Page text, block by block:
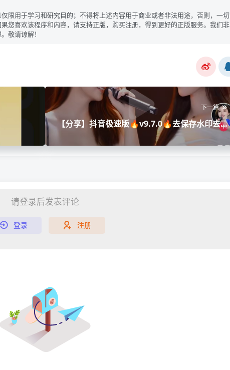
限用于学习和研究目的；不得将上述内容用于商业或者非法用途，否则，一切
您喜欢该程序和内容，请支持正版，购买注册，得到更好的正版服务。我们非
敬请谅解！
下一篇
【分享】抖音极速版🔥v9.7.0🔥去保存水印去广
请登录后发表评论
登录 注册